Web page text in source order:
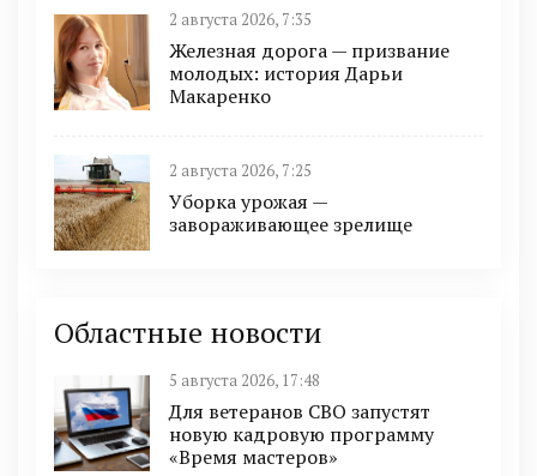
2 августа 2026, 7:35
Железная дорога — призвание
молодых: история Дарьи
Макаренко
2 августа 2026, 7:25
Уборка урожая —
завораживающее зрелище
Областные новости
5 августа 2026, 17:48
Для ветеранов СВО запустят
новую кадровую программу
«Время мастеров»